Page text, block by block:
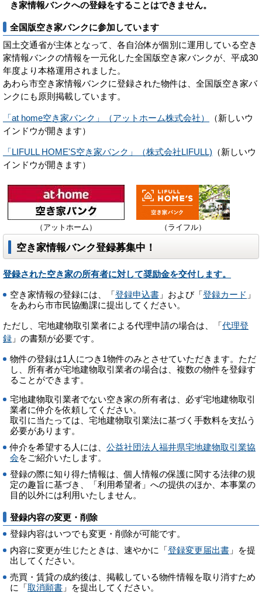
き家情報バンクへの登録をすることはできません。
全国版空き家バンクに参加しています
国土交通省が主体となって、各自治体が個別に運用している空き
家情報バンクの情報を一元化した全国版空き家バンクが、平成30
年度より本格運用されました。
あわら市空き家情報バンクに登録された物件は、全国版空き家バ
ンクにも原則掲載しています。
「at home空き家バンク」（アットホーム株式会社）
（新しいウ
インドウが開きます）
「LIFULL HOME'S空き家バンク」（株式会社LIFULL) （新しいウ
インドウが開きます）
（アットホーム） （ライフル）
空き家情報バンク登録募集中！
登録された空き家の所有者に対して奨励金を交付します。
空き家情報の登録には、「 登録申込書 」および「 登録カード 」
をあわら市市民協働課に提出してください。
ただし、宅地建物取引業者による代理申請の場合は、「 代理登
録 」の書類が必要です。
物件の登録は1人につき1物件のみとさせていただきます。ただ
し、所有者が宅地建物取引業者の場合は、複数の物件を登録す
ることができます。
宅地建物取引業者でない空き家の所有者は、必ず宅地建物取引
業者に仲介を依頼してください。
取引に当たっては、宅地建物取引業法に基づく手数料を支払う
必要があります。
仲介を希望する人には、 公益社団法人福井県宅地建物取引業協
会をご紹介いたします。
登録の際に知り得た情報は、個人情報の保護に関する法律の規
定の趣旨に基づき、「利用希望者」への提供のほか、本事業の
目的以外には利用いたしません。
登録内容の変更・削除
登録内容はいつでも変更・削除が可能です。
内容に変更が生じたときは、速やかに「 登録変更届出書 」を提
出してください。
売買・賃貸の成約後は、掲載している物件情報を取り消すため
に「 取消願書 」を提出してください。